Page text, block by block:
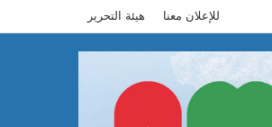
للإعلان معنا هيئة التحرير